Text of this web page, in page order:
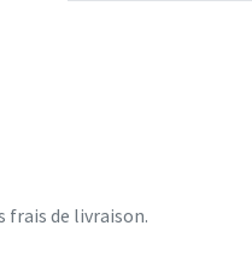
frais de livraison.